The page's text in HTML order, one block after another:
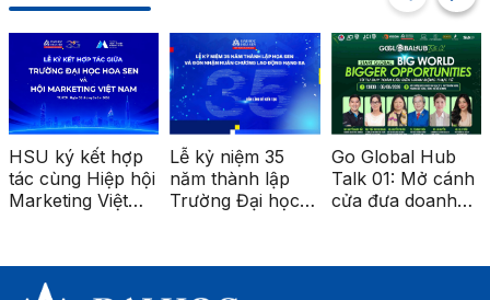
HSU ký kết hợp
tác cùng Hiệp hội
Marketing Việt
phát triển nghề
nghiệp
Lễ kỷ niệm 35
năm thành lập
Trường Đại học
Go Global Hub
Talk 01: Mở cánh
cửa đưa doanh